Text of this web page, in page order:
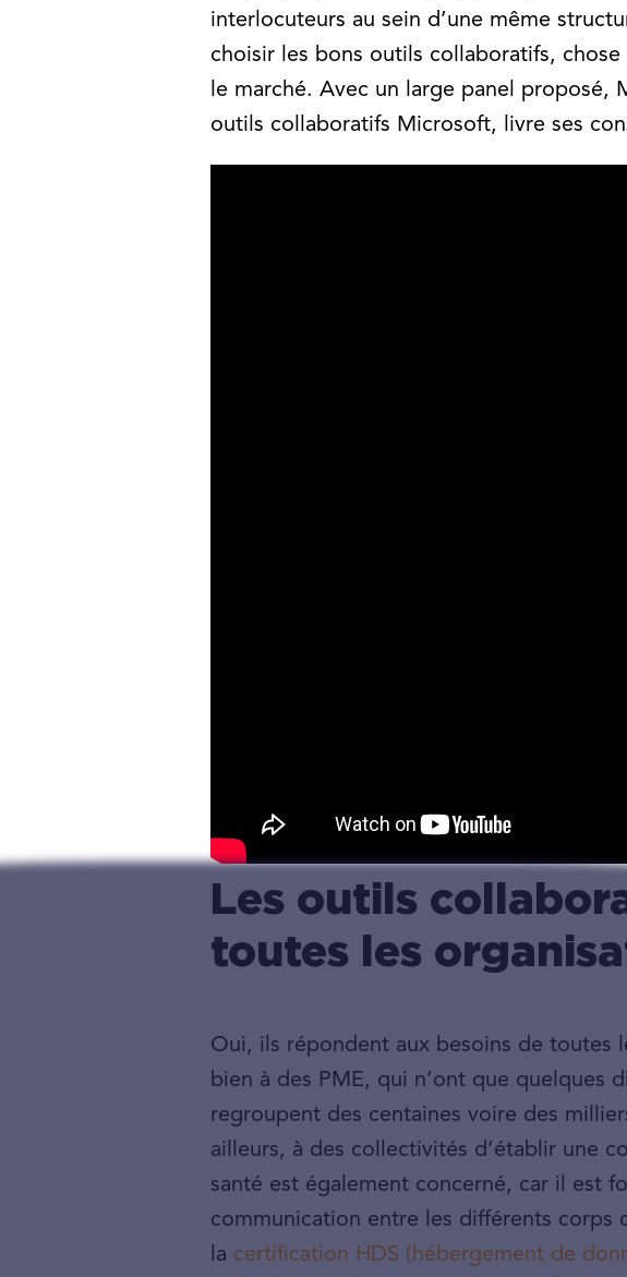
interlocuteurs au sein d’une même
choisir les bons outils collaboratifs,
le marché. Avec un large panel proposé,
outils collaboratifs Microsoft, livre ses
Les outils
toutes les
Oui, ils répondent aux besoins de toutes
bien à des PME, qui n’ont que quelques
regroupent des centaines voire des
ailleurs, à des collectivités d’établir une
santé est également concerné, car il est
communication entre les différents corps
la certification HDS (hébergement de